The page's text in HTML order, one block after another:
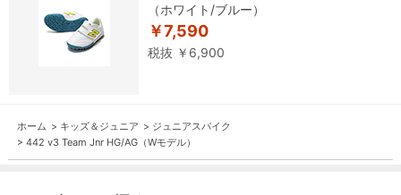
（ホワイト/ブルー）
￥7,590
税抜 ￥6,900
ホーム > キッズ＆ジュニア > ジュニアスパイク
> 442 v3 Team Jnr HG/AG（Wモデル）